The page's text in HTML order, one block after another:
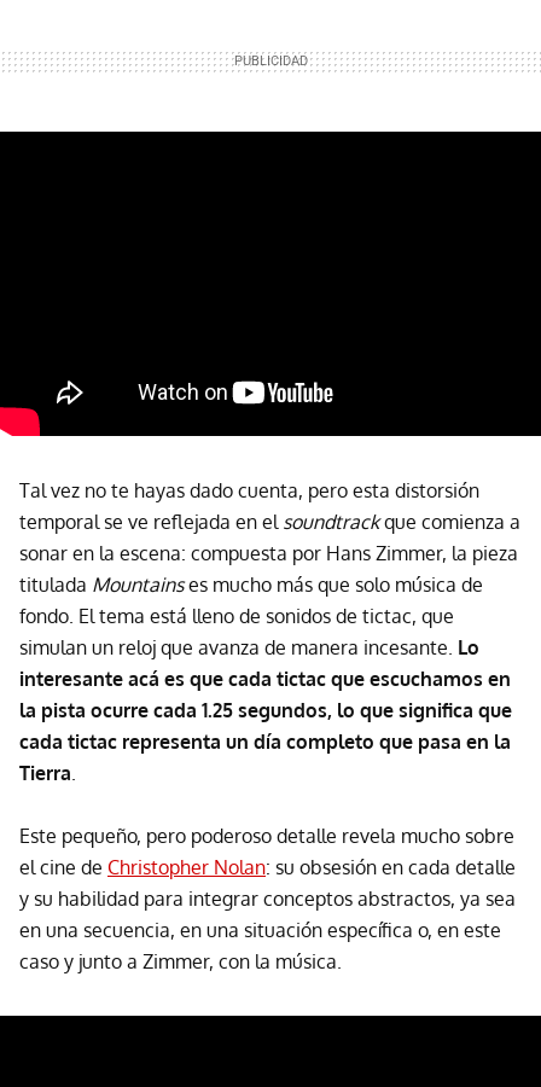
Tal vez no te hayas dado cuenta, pero esta distorsión
temporal se ve reflejada en el soundtrackque comienza a
sonar en la escena: compuesta por Hans Zimmer, la pieza
titulada Mountainses mucho más que solo música de
fondo. El tema está lleno de sonidos de tictac, que
simulan un reloj que avanza de manera incesante. Lo
interesante acá es que cada tictac que escuchamos en
la pista ocurre cada 1.25 segundos, lo que significa que
cada tictac representa un día completo que pasa en la
Tierra.
Este pequeño, pero poderoso detalle revela mucho sobre
el cine de Christopher Nolan: su obsesión en cada detalle
y su habilidad para integrar conceptos abstractos, ya sea
en una secuencia, en una situación específica o, en este
caso y junto a Zimmer, con la música.